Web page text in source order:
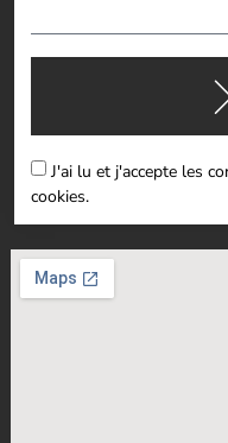
J'ai lu et j'accepte les
cookies.